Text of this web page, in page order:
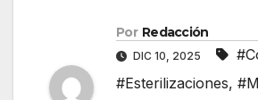
Por Redacción
DIC 10, 2025
#Esterilizaciones,